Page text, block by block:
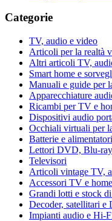
Categorie
TV, audio e video
Articoli per la realtà
Altri articoli TV,
Smart home e
Manuali e guide per
Apparecchiature
Ricambi per TV e
Dispositivi audio
Occhiali virtuali per
Batterie e
Lettori DVD, Blu-ray
Televisori
Articoli vintage TV,
Accessori TV e
Grandi lotti e stock
Decoder, satellitari e
Impianti audio e Hi-